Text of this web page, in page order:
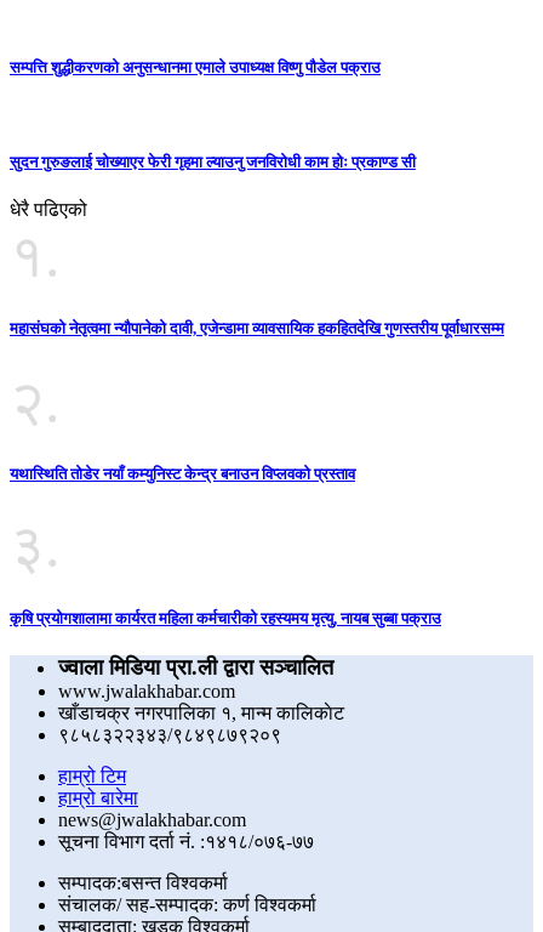
सम्पत्ति शुद्धीकरणको अनुसन्धानमा एमाले उपाध्यक्ष विष्णु पौडेल पक्राउ
सुदन गुरुङलाई चोख्याएर फेरी गृहमा ल्याउनु जनविरोधी काम होः प्रकाण्ड सी
धेरै पढिएको
१.
महासंघको नेतृत्वमा न्यौपानेको दावी, एजेन्डामा व्यावसायिक हकहितदेखि गुणस्तरीय पूर्वाधारसम्म
२.
यथास्थिति तोडेर नयाँ कम्युनिस्ट केन्द्र बनाउन विप्लवको प्रस्ताव
३.
कृषि प्रयोगशालामा कार्यरत महिला कर्मचारीको रहस्यमय मृत्यु, नायब सुब्बा पक्राउ
ज्वाला मिडिया प्रा.ली द्वारा सञ्चालित
www.jwalakhabar.com
खाँडाचक्र नगरपालिका १, मान्म कालिकाेट
९८५८३२२३४३/९८४९८७९२०९
हाम्रो टिम
हाम्रो बारेमा
news@jwalakhabar.com
सूचना विभाग दर्ता नं. :१४१८/०७६-७७
सम्पादक:बसन्त विश्वकर्मा
संचालक/ सह-सम्पादक: कर्ण विश्वकर्मा
सम्बाददाता: खड्क विश्वकर्मा